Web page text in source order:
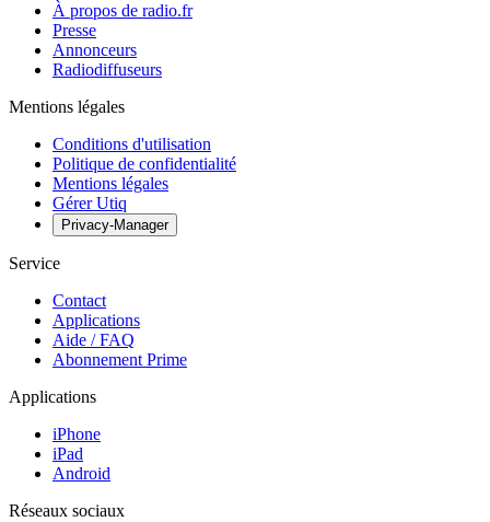
À propos de radio.fr
Presse
Annonceurs
Radiodiffuseurs
Mentions légales
Conditions d'utilisation
Politique de confidentialité
Mentions légales
Gérer Utiq
Privacy-Manager
Service
Contact
Applications
Aide / FAQ
Abonnement Prime
Applications
iPhone
iPad
Android
Réseaux sociaux